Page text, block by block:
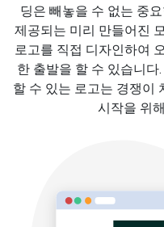
딩은 빼놓을 수 없는 중
제공되는 미리 만들어진
로고를 직접 디자인하여
한 출발을 할 수 있습니
할 수 있는 로고는 경쟁이
시작을 위